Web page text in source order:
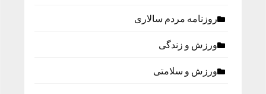
روزنامه مردم سالاری
ورزش و زندگی
ورزش و سلامتی